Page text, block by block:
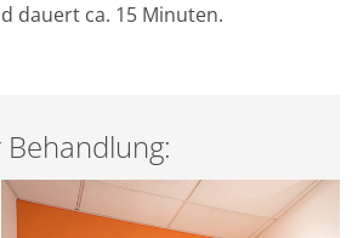
dauert ca. 15 Minuten.